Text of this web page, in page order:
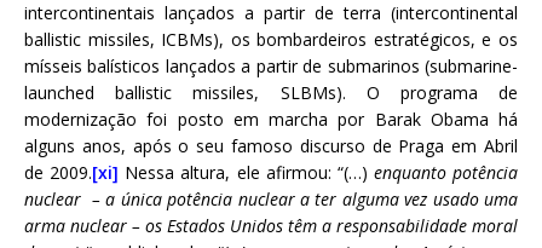
intercontinentais lançados a partir de terra (intercontinental
ballistic missiles, ICBMs), os bombardeiros estratégicos, e os
mísseis balísticos lançados a partir de submarinos (submarine-
launched ballistic missiles, SLBMs). O programa de
modernização foi posto em marcha por Barak Obama há
alguns anos, após o seu famoso discurso de Praga em Abril
de 2009.[xi] Nessa altura, ele afirmou: “(…) enquanto potência
nuclear – a única potência nuclear a ter alguma vez usado uma
arma nuclear – os Estados Unidos têm a responsabilidade moral